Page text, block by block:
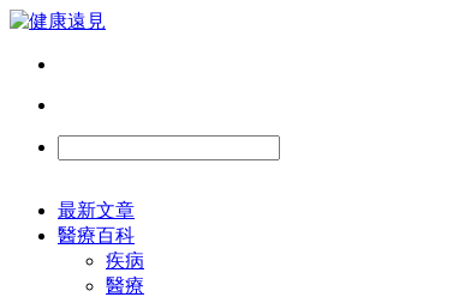
最新文章
醫療百科
疾病
醫療